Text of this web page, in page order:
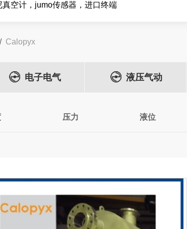
真空计，jumo传感器，进口终端
/ Calopyx
电子电气 液压气动
压力 液位